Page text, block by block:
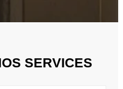
SERVICES